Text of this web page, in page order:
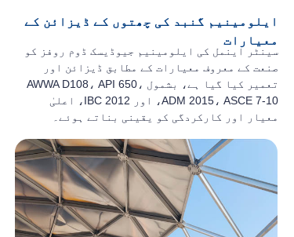
ایلومینیم گنبد کی چھتوں کے ڈیزائن کے
معیارات
سینٹر اینمل کی ایلومینیم جیوڈیسک ڈوم روفز کو
صنعت کے معروف معیارات کے مطابق ڈیزائن اور
تعمیر کیا گیا ہے، بشمول AWWA D108، API 650،
ADM 2015، ASCE 7-10، اور IBC 2012، اعلیٰ
معیار اور کارکردگی کو یقینی بناتے ہوئے۔